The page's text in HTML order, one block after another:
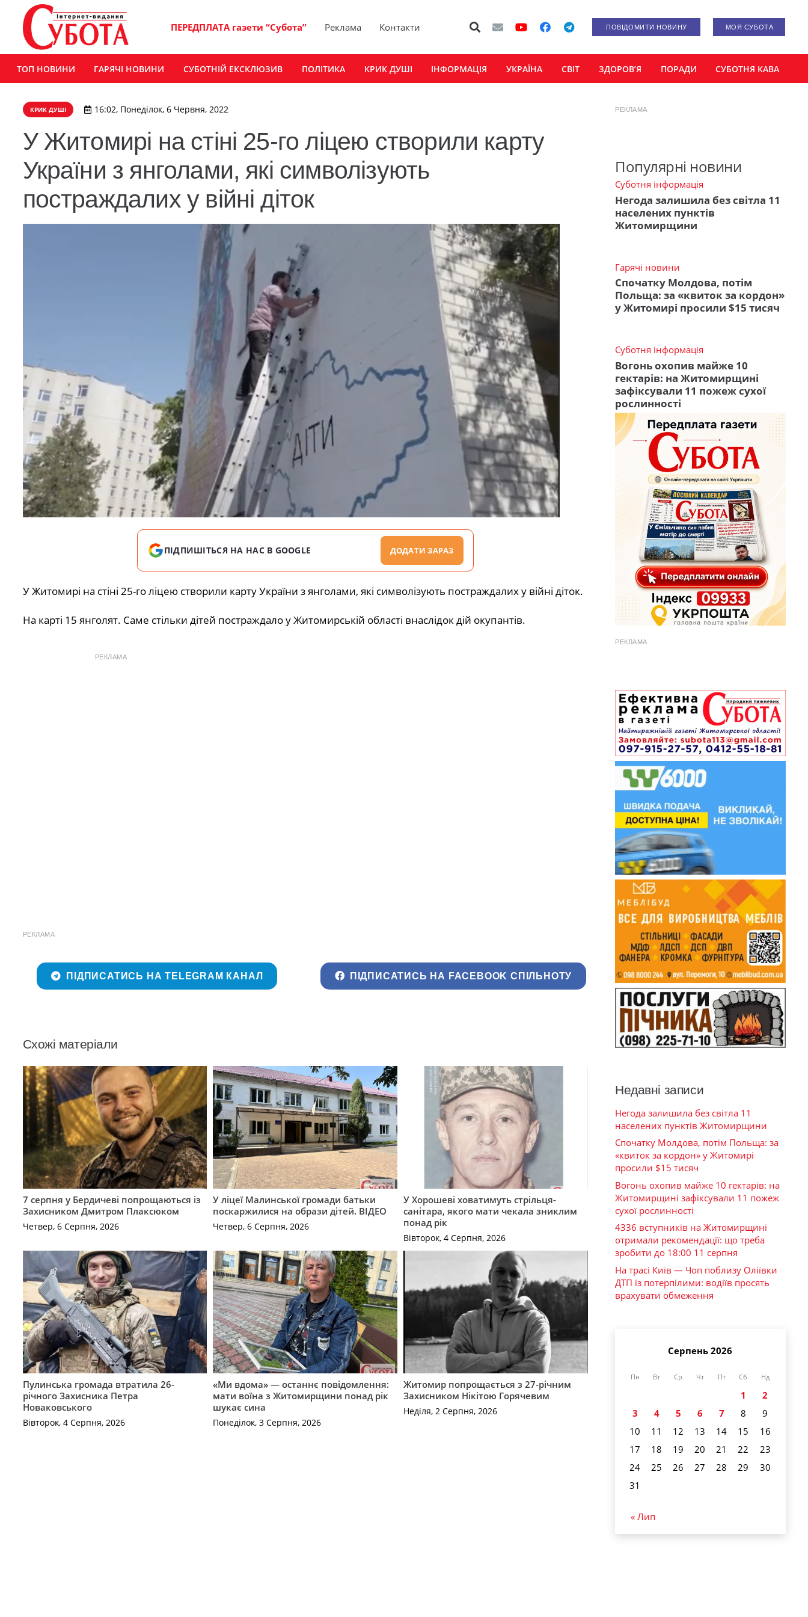
ПЕРЕДПЛАТА газети “Субота” Реклама Контакти ПОВІДОМИТИ НОВИНУ МОЯ СУБОТА
ТОП НОВИНИ ГАРЯЧІ НОВИНИ СУБОТНІЙ ЕКСКЛЮЗИВ ПОЛІТИКА КРИК ДУШІ ІНФОРМАЦІЯ УКРАЇНА СВІТ ЗДОРОВ’Я ПОРАДИ СУБОТНЯ КАВА
КРИК ДУШІ 16:02, Понеділок, 6 Червня, 2022
У Житомирі на стіні 25-го ліцею створили карту
України з янголами, які символізують
постраждалих у війні діток
ПІДПИШІТЬСЯ НА НАС В GOOGLE ДОДАТИ ЗАРАЗ
У Житомирі на стіні 25-го ліцею створили карту України з янголами, які символізують постраждалих у війні діток.
На карті 15 янголят. Саме стільки дітей постраждало у Житомирській області внаслідок дій окупантів.
РЕКЛАМА
РЕКЛАМА
ПІДПИСАТИСЬ НА TELEGRAM КАНАЛ ПІДПИСАТИСЬ НА FACEBOOK СПІЛЬНОТУ
Схожі матеріали
7 серпня у Бердичеві попрощаються із
Захисником Дмитром Плаксюком
Четвер, 6 Серпня, 2026
У ліцеї Малинської громади батьки
поскаржилися на образи дітей. ВІДЕО
Четвер, 6 Серпня, 2026
У Хорошеві ховатимуть стрільця-
санітара, якого мати чекала зниклим
понад рік
Вівторок, 4 Серпня, 2026
Пулинська громада втратила 26-
річного Захисника Петра
Новаковського
Вівторок, 4 Серпня, 2026
«Ми вдома» — останнє повідомлення:
мати воїна з Житомирщини понад рік
шукає сина
Понеділок, 3 Серпня, 2026
Житомир попрощається з 27-річним
Захисником Нікітою Горячевим
Неділя, 2 Серпня, 2026
РЕКЛАМА
Популярні новини
Суботня інформація
Негода залишила без світла 11
населених пунктів
Житомирщини
Гарячі новини
Спочатку Молдова, потім
Польща: за «квиток за кордон»
у Житомирі просили $15 тисяч
Суботня інформація
Вогонь охопив майже 10
гектарів: на Житомирщині
зафіксували 11 пожеж сухої
рослинності
РЕКЛАМА
Недавні записи
Негода залишила без світла 11
населених пунктів Житомирщини
Спочатку Молдова, потім Польща: за
«квиток за кордон» у Житомирі
просили $15 тисяч
Вогонь охопив майже 10 гектарів: на
Житомирщині зафіксували 11 пожеж
сухої рослинності
4336 вступників на Житомирщині
отримали рекомендації: що треба
зробити до 18:00 11 серпня
На трасі Київ — Чоп поблизу Оліївки
ДТП із потерпілими: водіїв просять
врахувати обмеження
Серпень 2026
Пн Вт Ср Чт Пт Сб Нд
1
2
3
4 5 6 7 8
9
10
11 12 13 14 15
16
17
18 19 20 21 22
23
24
25 26 27 28 29
30
31
« Лип